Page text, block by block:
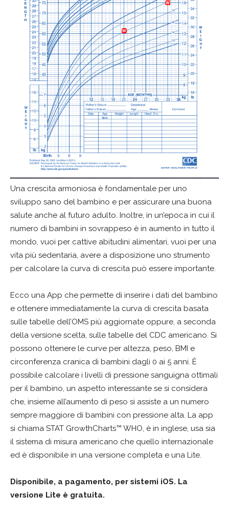
Una crescita armoniosa è fondamentale per uno
sviluppo sano del bambino e per assicurare una buona
salute anche al futuro adulto. Inoltre, in un’epoca in cui il
numero di bambini in sovrappeso è in aumento in tutto il
mondo, vuoi per cattive abitudini alimentari, vuoi per una
vita più sedentaria, avere a disposizione uno strumento
per calcolare la curva di crescita può essere importante.
Ecco una App che permette di inserire i dati del bambino
e ottenere immediatamente la curva di crescita basata
sulle tabelle dell’OMS più aggiornate oppure, a seconda
della versione scelta, sulle tabelle del CDC americano. Si
possono ottenere le curve per altezza, peso, BMI e
circonferenza cranica di bambini dagli 0 ai 5 anni. È
possibile calcolare i livelli di pressione sanguigna ottimali
per il bambino, un aspetto interessante se si considera
che, insieme all’aumento di peso si assiste a un numero
sempre maggiore di bambini con pressione alta. La app
si chiama STAT GrowthCharts™ WHO, è in inglese, usa sia
il sistema di misura americano che quello internazionale
ed è disponibile in una versione completa e una Lite.
Disponibile, a pagamento, per sistemi iOS. La
versione Lite è gratuita.